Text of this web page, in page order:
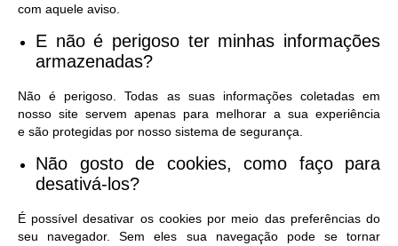
com aquele aviso.
E não é perigoso ter minhas informações
armazenadas?
Não é perigoso. Todas as suas informações coletadas em
nosso site servem apenas para melhorar a sua experiência
e são protegidas por nosso sistema de segurança.
Não gosto de cookies, como faço para
desativá-los?
É possível desativar os cookies por meio das preferências do
seu navegador. Sem eles sua navegação pode se tornar